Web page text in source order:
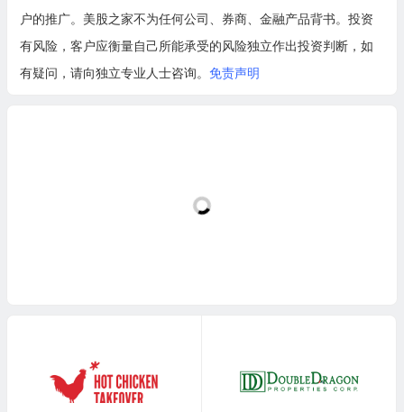
户的推广。美股之家不为任何公司、券商、金融产品背书。投资
有风险，客户应衡量自己所能承受的风险独立作出投资判断，如
有疑问，请向独立专业人士咨询。 免责声明